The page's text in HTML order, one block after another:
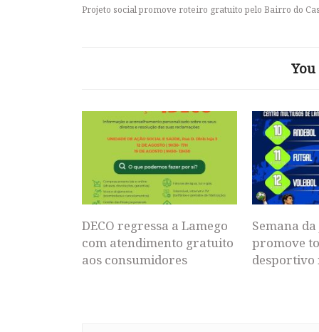
Projeto social promove roteiro gratuito pelo Bairro do
DECO regressa a Lamego
com atendimento gratuito
aos consumidores
Semana
promove